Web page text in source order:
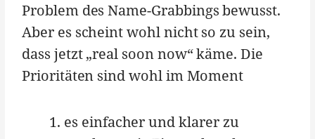
Problem des Name-Grabbings bewusst.
Aber es scheint wohl nicht so zu sein,
dass jetzt „real soon now“ käme. Die
Prioritäten sind wohl im Moment
es einfacher und klarer zu